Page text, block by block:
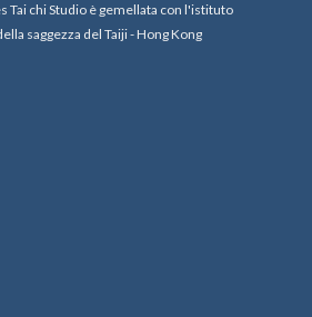
Tai chi Studio è gemellata con l'istituto
saggezza del Taiji - Hong Kong